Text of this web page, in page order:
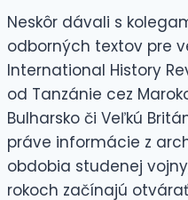
Neskôr dávali s
odborných textov pre
International History
od Tanzánie cez
Bulharsko či Veľkú
práve informácie z
obdobia studenej
rokoch začínajú